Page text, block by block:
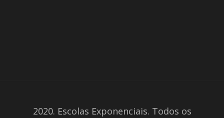
2020. Escolas Exponenciais. Todos os